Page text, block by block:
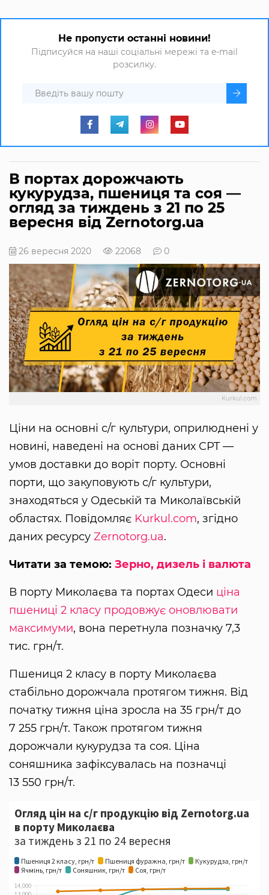
Не пропусти останні новини!
Підписуйся на наші соціальні мережі та e-mail
розсилку.
В портах дорожчають
кукурудза, пшениця та соя —
огляд за тиждень з 21 по 25
вересня від Zernotorg.ua
26 вересня 2020 22068 0
Kurkul.com
Ціни на основні с/г культури, оприлюднені у
новині, наведені на основі даних CPT —
умов доставки до воріт порту. Основні
порти, що закуповують с/г культури,
знаходяться у Одеській та Миколаївській
областях. Повідомляє Kurkul.com, згідно
даних ресурсу Zernotorg.ua.
Читати за темою: Зерно, дизель і валюта
В порту Миколаєва та портах Одеси ціна
пшениці 2 класу продовжує оновлювати
максимуми, вона перетнула позначку 7,3
тис. грн/т.
Пшениця 2 класу в порту Миколаєва
стабільно дорожчала протягом тижня. Від
початку тижня ціна зросла на 35 грн/т до
7 255 грн/т. Також протягом тижня
дорожчали кукурудза та соя. Ціна
соняшника зафіксувалась на позначці
13 550 грн/т.